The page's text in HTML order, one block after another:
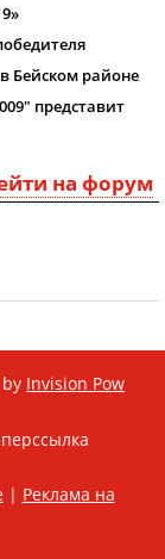
Бейском районе
представит
на форум
Invision Pow
| Реклама на